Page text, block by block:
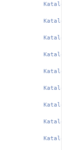
Katalog
Katalog
Katalog
Katalog
Katalog
Katalog
Katalog
Katalog
Katalog